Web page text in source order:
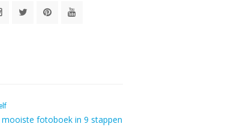
fotoboek in 9 stappen